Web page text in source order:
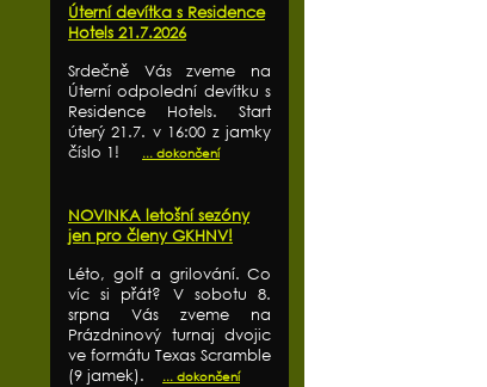
Úterní devítka s Residence
Hotels 21.7.2026
Srdečně Vás zveme na
Úterní odpolední devítku s
Residence Hotels. Start
úterý 21.7. v 16:00 z jamky
číslo 1!
... dokončení
NOVINKA letošní sezóny
jen pro členy GKHNV!
Léto, golf a grilování. Co
víc si přát? V sobotu 8.
srpna Vás zveme na
Prázdninový turnaj dvojic
ve formátu Texas Scramble
(9 jamek).
... dokončení